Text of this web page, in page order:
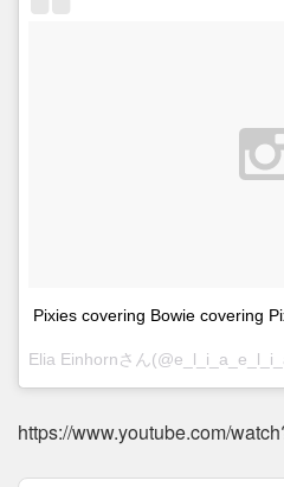
Pixies covering Bowie covering
Elia Einhornさん
https://www.youtube.com/